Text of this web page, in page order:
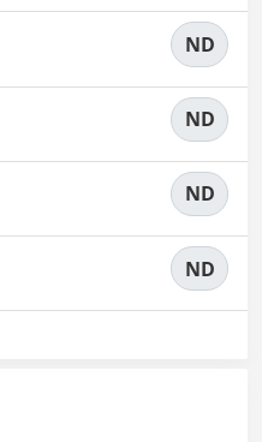
ND
ND
ND
ND